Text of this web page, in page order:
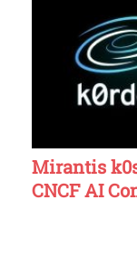
Mirantis
CNCF AI